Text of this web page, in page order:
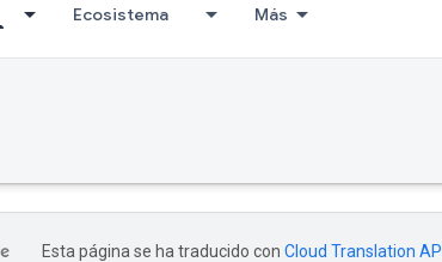
Ecosistema Más
Esta página se ha traducido con Cloud Translation API